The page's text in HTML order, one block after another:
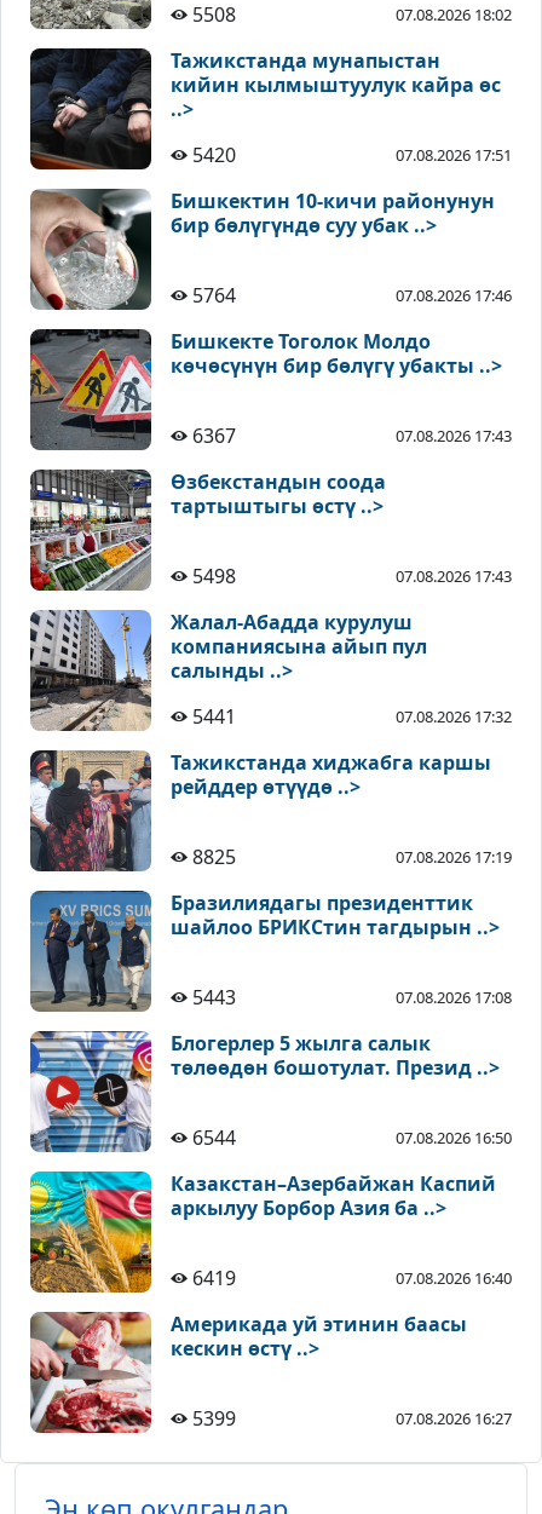
5508 07.08.2026 18:02
Тажикстанда мунапыстан
кийин кылмыштуулук кайра өс
..>
5420
07.08.2026 17:51
Бишкектин 10-кичи районунун
бир бөлүгүндө суу убак ..>
5764 07.08.2026 17:46
Бишкекте Тоголок Молдо
көчөсүнүн бир бөлүгү убакты ..>
6367 07.08.2026 17:43
Өзбекстандын соода
тартыштыгы өстү ..>
5498 07.08.2026 17:43
Жалал-Абадда курулуш
компаниясына айып пул
салынды ..>
5441
07.08.2026 17:32
Тажикстанда хиджабга каршы
рейддер өтүүдө ..>
8825 07.08.2026 17:19
Бразилиядагы президенттик
шайлоо БРИКСтин тагдырын ..>
5443 07.08.2026 17:08
Блогерлер 5 жылга салык
төлөөдөн бошотулат. Презид ..>
6544 07.08.2026 16:50
Казакстан–Азербайжан Каспий
аркылуу Борбор Азия ба ..>
6419 07.08.2026 16:40
Америкада уй этинин баасы
кескин өстү ..>
5399 07.08.2026 16:27